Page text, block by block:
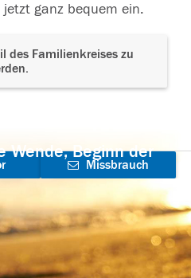
ganz bequem ein.
des Familienkreises zu
Wende, Beginn der
Missbrauch